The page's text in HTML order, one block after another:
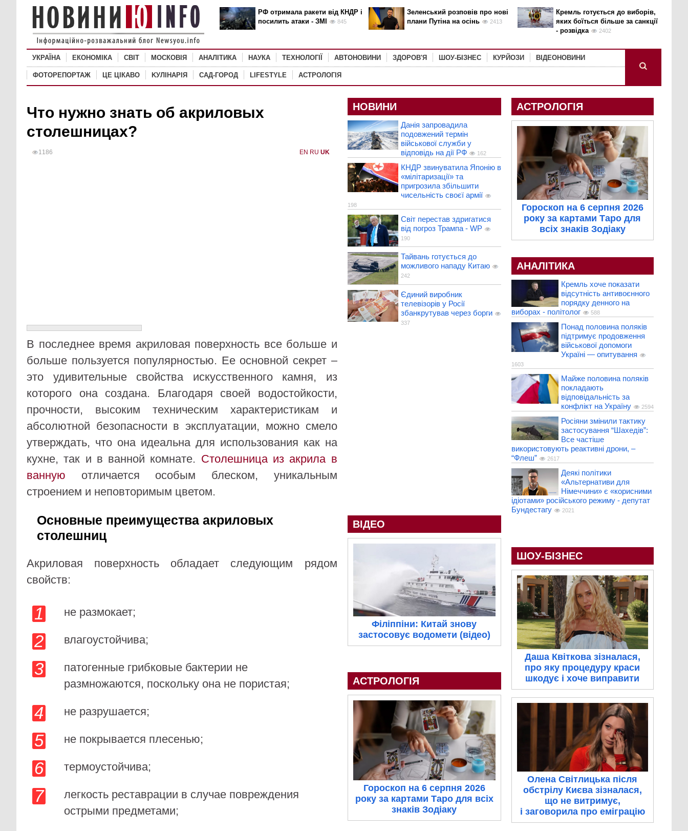
РФ отримала ракети від КНДР і
посилить атаки - ЗМІ
845
Зеленський розповів про нові
плани Путіна на осінь
2413
Кремль готується до виборів,
яких боїться більше за санкції
- розвідка
2402
УКРАЇНА ЕКОНОМІКА СВІТ MОСКОВІЯ АНАЛІТИКА НАУКА ТЕХНОЛОГІЇ АВТОНОВИНИ ЗДОРОВ'Я ШОУ-БІЗНЕС КУРЙОЗИ ВІДЕОНОВИНИ
ФОТОРЕПОРТАЖ ЦЕ ЦІКАВО KУЛІНАРІЯ САД-ГОРОД LIFESTYLE АСТРОЛОГІЯ
Что нужно знать об акриловых
столешницах?
1186 EN RU UK
В последнее время акриловая поверхность все больше и
больше пользуется популярностью. Ее основной секрет –
это удивительные свойства искусственного камня, из
которого она создана. Благодаря своей водостойкости,
прочности, высоким техническим характеристикам и
абсолютной безопасности в эксплуатации, можно смело
утверждать, что она идеальна для использования как на
кухне, так и в ванной комнате. Столешница из акрила в
ванную отличается особым блеском, уникальным
строением и неповторимым цветом.
Основные преимущества акриловых
столешниц
Акриловая поверхность обладает следующим рядом
свойств:
не размокает;
влагоустойчива;
патогенные грибковые бактерии не
размножаются, поскольку она не пористая;
не разрушается;
не покрывается плесенью;
термоустойчива;
легкость реставрации в случае повреждения
острыми предметами;
НОВИНИ
Данія запровадила
подовжений термін
військової служби у
відповідь на дії РФ
162
КНДР звинуватила Японію в
«мілітаризації» та
пригрозила збільшити
чисельність своєї армії
198
Світ перестав здригатися
від погроз Трампа - WP
190
Тайвань готується до
можливого нападу Китаю
242
Єдиний виробник
телевізорів у Росії
збанкрутував через борги
337
ВІДЕО
Філіппіни: Китай знову
застосовує водомети (відео)
АСТРОЛОГІЯ
Гороскоп на 6 серпня 2026
року за картами Таро для всіх
знаків Зодіаку
АСТРОЛОГІЯ
Гороскоп на 6 серпня 2026
року за картами Таро для
всіх знаків Зодіаку
АНАЛІТИКА
Кремль хоче показати
відсутність антивоєнного
порядку денного на
виборах - політолог
588
Понад половина поляків
підтримує продовження
військової допомоги
Україні — опитування
1603
Майже половина поляків
покладають
відповідальність за
конфлікт на Україну
2594
Росіяни змінили тактику
застосування “Шахедів”:
Все частіше
використовують реактивні дрони, –
“Флеш”
2617
Деякі політики
«Альтернативи для
Німеччини» є «корисними
ідіотами» російського режиму - депутат
Бундестагу
2021
ШОУ-БІЗНЕС
Даша Квіткова зізналася,
про яку процедуру краси
шкодує і хоче виправити
Олена Світлицька після
обстрілу Києва зізналася,
що не витримує,
і заговорила про еміграцію